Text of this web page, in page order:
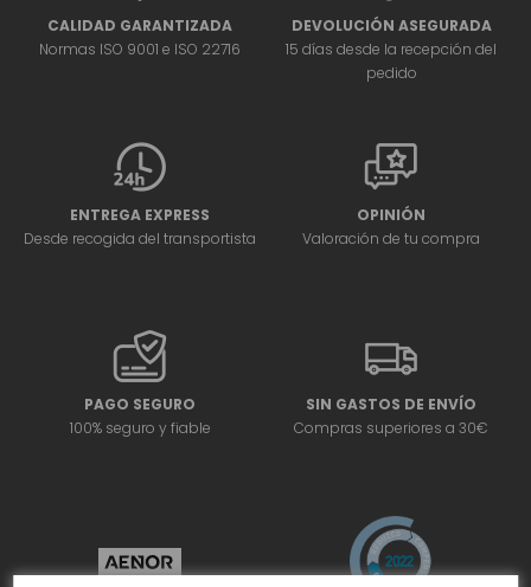
CALIDAD GARANTIZADA
Normas ISO 9001 e ISO 22716
DEVOLUCIÓN ASEGURADA
15 días desde la recepción del
pedido
ENTREGA EXPRESS
Desde recogida del transportista
OPINIÓN
Valoración de tu compra
PAGO SEGURO
100% seguro y fiable
SIN GASTOS DE ENVÍO
Compras superiores a 30€